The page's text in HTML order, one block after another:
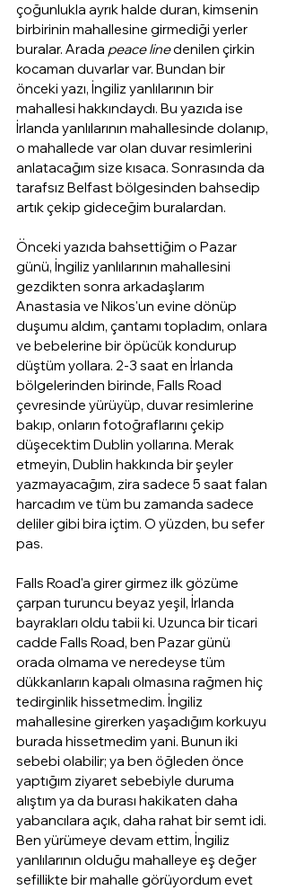
çoğunlukla ayrık halde duran, kimsenin
birbirinin mahallesine girmediği yerler
buralar. Arada peace line denilen çirkin
kocaman duvarlar var. Bundan bir
önceki yazı, İngiliz yanlılarının bir
mahallesi hakkındaydı. Bu yazıda ise
İrlanda yanlılarının mahallesinde dolanıp,
o mahallede var olan duvar resimlerini
anlatacağım size kısaca. Sonrasında da
tarafsız Belfast bölgesinden bahsedip
artık çekip gideceğim buralardan.
Önceki yazıda bahsettiğim o Pazar
günü, İngiliz yanlılarının mahallesini
gezdikten sonra arkadaşlarım
Anastasia ve Nikos'un evine dönüp
duşumu aldım, çantamı topladım, onlara
ve bebelerine bir öpücük kondurup
düştüm yollara. 2-3 saat en İrlanda
bölgelerinden birinde, Falls Road
çevresinde yürüyüp, duvar resimlerine
bakıp, onların fotoğraflarını çekip
düşecektim Dublin yollarına. Merak
etmeyin, Dublin hakkında bir şeyler
yazmayacağım, zira sadece 5 saat falan
harcadım ve tüm bu zamanda sadece
deliler gibi bira içtim. O yüzden, bu sefer
pas.
Falls Road'a girer girmez ilk gözüme
çarpan turuncu beyaz yeşil, İrlanda
bayrakları oldu tabii ki. Uzunca bir ticari
cadde Falls Road, ben Pazar günü
orada olmama ve neredeyse tüm
dükkanların kapalı olmasına rağmen hiç
tedirginlik hissetmedim. İngiliz
mahallesine girerken yaşadığım korkuyu
burada hissetmedim yani. Bunun iki
sebebi olabilir; ya ben öğleden önce
yaptığım ziyaret sebebiyle duruma
alıştım ya da burası hakikaten daha
yabancılara açık, daha rahat bir semt idi.
Ben yürümeye devam ettim, İngiliz
yanlılarının olduğu mahalleye eş değer
sefillikte bir mahalle görüyordum evet